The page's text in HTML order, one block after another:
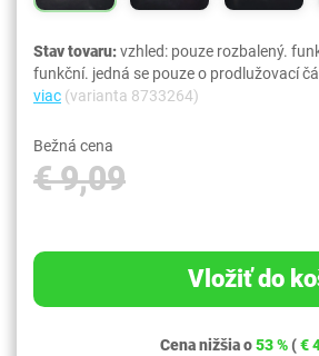
Stav tovaru:vzhled: pouze rozbalený.
funkční. jedná se pouze o prodlužovací
viac (varianta 8733264)
Bežná cena
€ 9,09
Vložiť do
Cena nižšia o53 % (€